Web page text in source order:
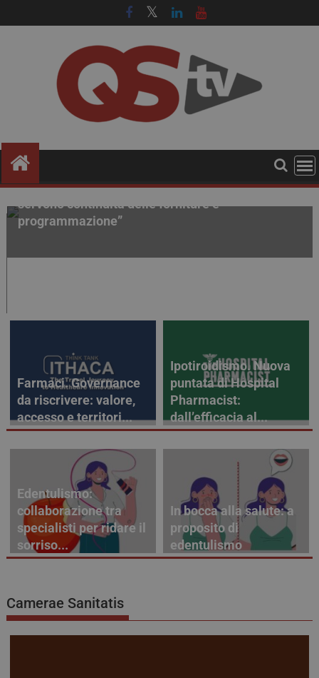
Procurement farmaceutico. Accordi quadro per i
farmaci fuori brevetto: “Non solo risparmio,
servono continuità delle forniture e
programmazione”
Farmaci. Governance
da riscrivere: valore,
accesso e territori...
Ipotiroidismo. Nuova
puntata di Hospital
Pharmacist:
dall’efficacia al...
Edentulismo:
collaborazione tra
specialisti per ridare il
sorriso...
In bocca alla salute: a
proposito di
edentulismo
Camerae Sanitatis